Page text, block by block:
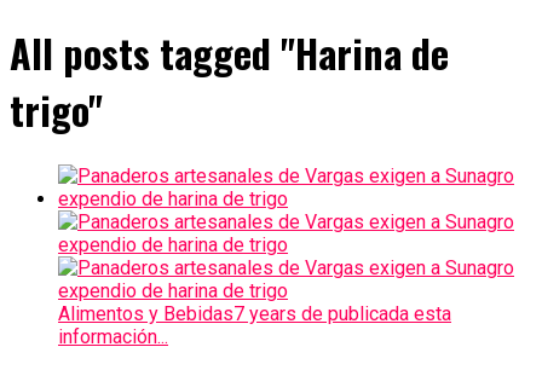
All posts tagged "Harina de
trigo"
Alimentos y Bebidas7 years de publicada esta
información...